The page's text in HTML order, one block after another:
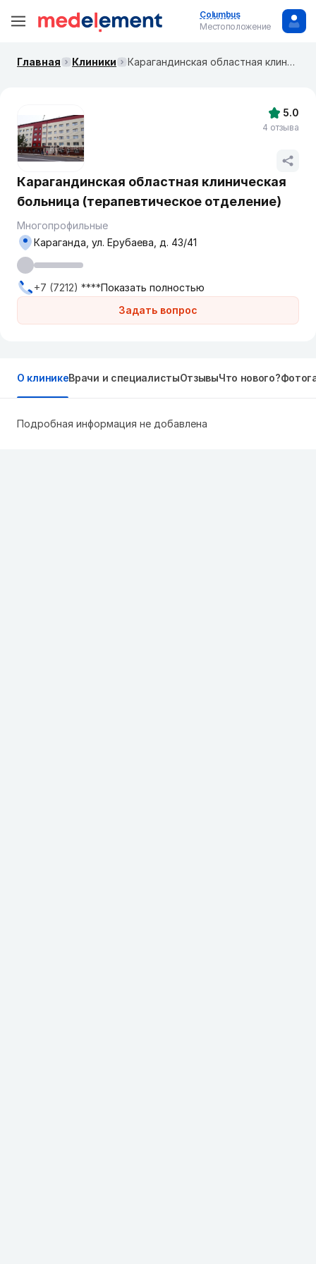
Columbus
Местоположение
Главная Клиники Карагандинская областная клиническая больница (терапевтическое отделение)
Карагандинская областная клиническая
больница (терапевтическое отделение)
Многопрофильные
Задать вопрос
Караганда, ул. Ерубаева, д. 43/41
+7 (7212) ****Показать полностью
5.0
4 отзыва
О клиникеВрачи и специалистыОтзывыЧто нового?
Подробная информация не добавлена